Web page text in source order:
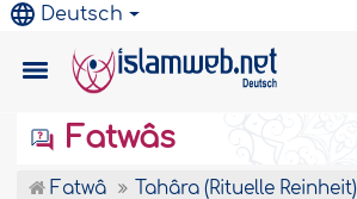
Deutsch
Fatwâs
Fatwâ Tahâra (Rituelle Reinheit)